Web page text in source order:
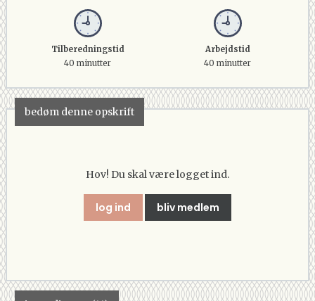
Tilberedningstid
40 minutter
Arbejdstid
40 minutter
bedøm denne opskrift
Hov! Du skal være logget ind.
log ind bliv medlem